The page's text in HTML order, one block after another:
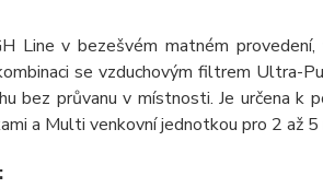
Line v bezešvém matném
se vzduchovým filtrem Ultra-
bez průvanu v místnosti. Je určena
a Multi venkovní jednotkou pro 2 až